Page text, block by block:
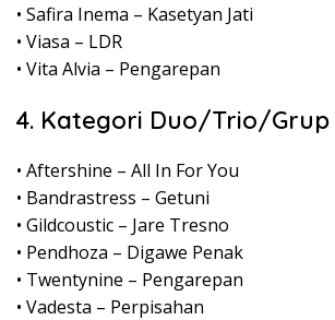
• Safira Inema – Kasetyan Jati
• Viasa – LDR
• Vita Alvia – Pengarepan
4. Kategori Duo/Trio/
• Aftershine – All In For You
• Bandrastress – Getuni
• Gildcoustic – Jare Tresno
• Pendhoza – Digawe Penak
• Twentynine – Pengarepan
• Vadesta – Perpisahan